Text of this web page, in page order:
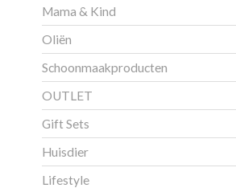
Mama & Kind
Oliën
Schoonmaakproducten
OUTLET
Gift Sets
Huisdier
Lifestyle